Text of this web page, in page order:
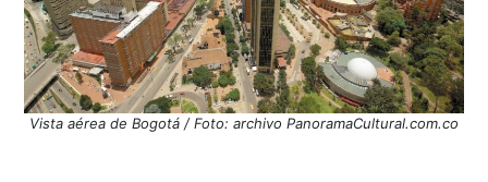
Vista aérea de Bogotá / Foto: archivo PanoramaCultural.com.co